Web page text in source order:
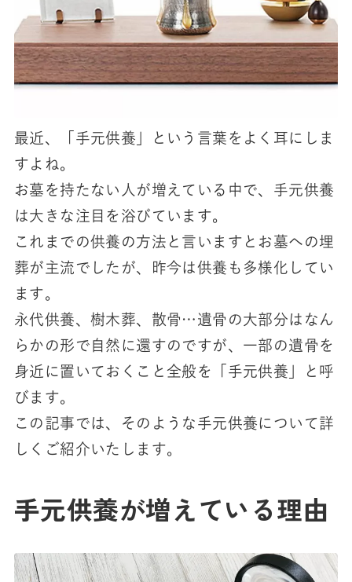
最近、「手元供養」という言葉をよく耳にしま
すよね。
お墓を持たない人が増えている中で、手元供養
は大きな注目を浴びています。
これまでの供養の方法と言いますとお墓への埋
葬が主流でしたが、昨今は供養も多様化してい
ます。
永代供養、樹木葬、散骨…遺骨の大部分はなん
らかの形で自然に還すのですが、一部の遺骨を
身近に置いておくこと全般を「手元供養」と呼
びます。
この記事では、そのような手元供養について詳
しくご紹介いたします。
手元供養が増えている理由